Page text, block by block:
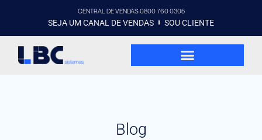
CENTRAL DE VENDAS 0800 760 0305
SEJA UM CANAL DE VENDAS SOU CLIENTE
Blog